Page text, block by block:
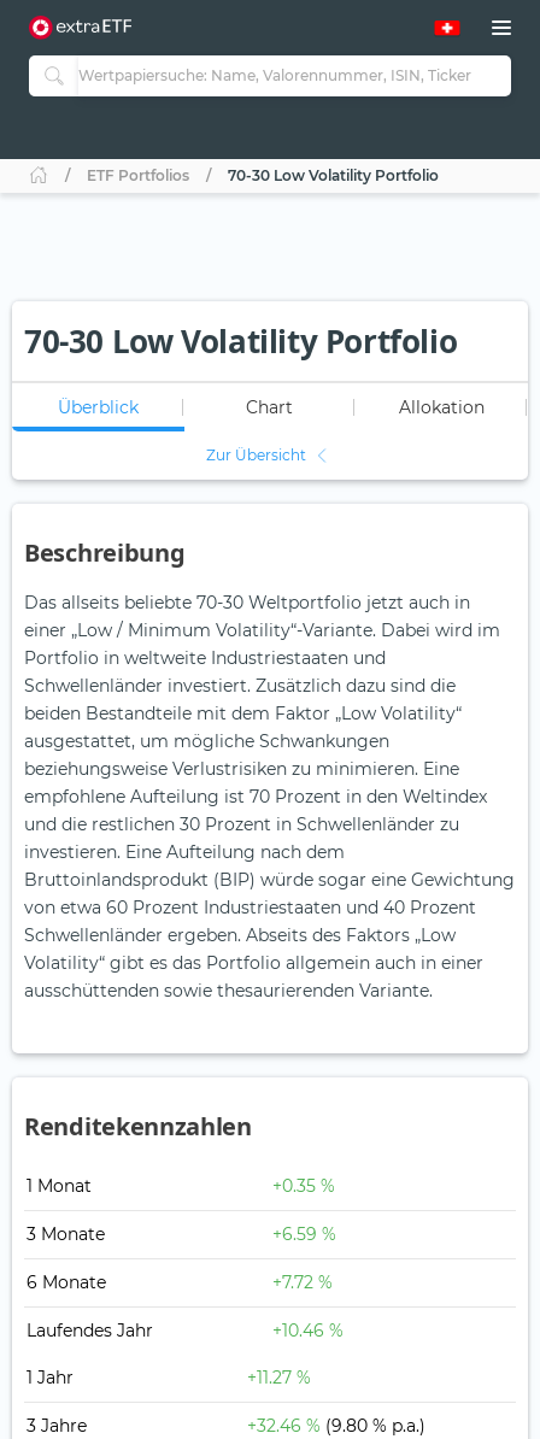
ETF Portfolios 70-30 Low Volatility Portfolio
70-30 Low Volatility Portfolio
Überblick Chart Allokation
Zur Übersicht
Beschreibung
Das allseits beliebte 70-30 Weltportfolio jetzt auch in
einer „Low / Minimum Volatility“-Variante. Dabei wird im
Portfolio in weltweite Industriestaaten und
Schwellenländer investiert. Zusätzlich dazu sind die
beiden Bestandteile mit dem Faktor „Low Volatility“
ausgestattet, um mögliche Schwankungen
beziehungsweise Verlustrisiken zu minimieren. Eine
empfohlene Aufteilung ist 70 Prozent in den Weltindex
und die restlichen 30 Prozent in Schwellenländer zu
investieren. Eine Aufteilung nach dem
Bruttoinlandsprodukt (BIP) würde sogar eine Gewichtung
von etwa 60 Prozent Industriestaaten und 40 Prozent
Schwellenländer ergeben. Abseits des Faktors „Low
Volatility“ gibt es das Portfolio allgemein auch in einer
ausschüttenden sowie thesaurierenden Variante.
Renditekennzahlen
1 Monat +0.35 %
3 Monate +6.59 %
6 Monate +7.72 %
Laufendes Jahr +10.46 %
1 Jahr +11.27 %
3 Jahre +32.46 % (9.80 % p.a.)